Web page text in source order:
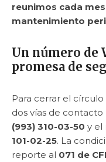
reunimos cada
mantenimiento
Un número de
promesa de
Para cerrar el
dos vías de
(993) 310-03-50 y el
101-02-25. La
reporte al 071 de